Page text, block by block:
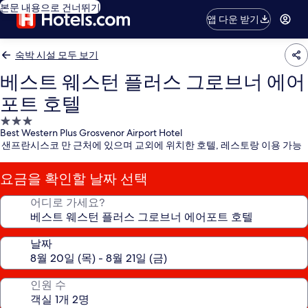
본문 내용으로 건너뛰기
앱 다운 받기
숙박 시설 모두 보기
베스트 웨스턴 플러스 그로브너 에어
포트 호텔
3.0
성
급
숙
박
시
Best Western Plus Grosvenor Airport Hotel
샌프란시스코 만 근처에 있으며 교외에 위치한 호텔, 레스토랑 이용 가능
요금을 확인할 날짜 선택
어디로 가세요?
날짜
인원 수